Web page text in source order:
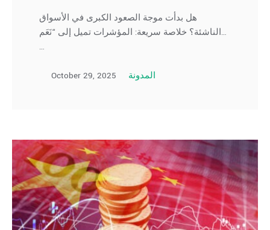
هل بدأت موجة الصعود الكبرى في الأسواق
الناشئة؟ خلاصة سريعة: المؤشرات تميل إلى “نَعَم…
…
October 29, 2025 المدونة